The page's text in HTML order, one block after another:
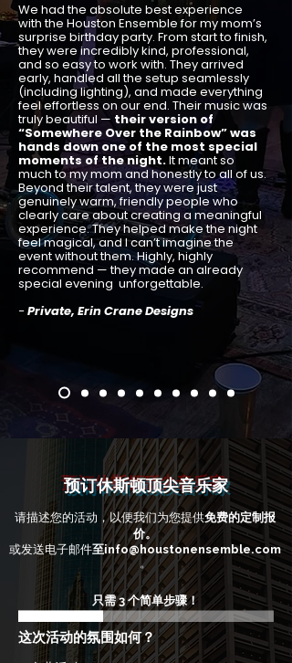
We had the absolute best experience
with the Houston Ensemble for my mom’s
surprise birthday party. From start to finish,
they were incredibly kind, professional,
and so easy to work with. They arrived
early, handled all the setup seamlessly
(including lighting), and made everything
feel effortless on our end. Their music was
truly beautiful — their version of
“Somewhere Over the Rainbow” was
hands down one of the most special
moments of the night.It meant so
much to my mom and honestly to all of us.
Beyond their talent, they were just
genuinely warm, friendly people who
clearly care about creating a meaningful
experience. They helped make the night
feel magical, and I can’t imagine the
event without them. Highly, highly
recommend — they made an already
special evening unforgettable.
-Private, Erin Crane Designs
查看空房情况 查看空房情况
预订休斯顿顶尖音乐家
请描述您的活动，以便我们为您提供免费的定制报
价。
或发送电子邮件至info@houstonensemble.com
。
只需 3 个简单步骤！
这次活动的氛围如何？